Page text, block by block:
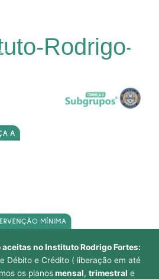
Rodrigo-
aceitas no Instituto Rodrigo Fortes:
Débito e Crédito ( liberação em até
os planosmensal, trimestral e